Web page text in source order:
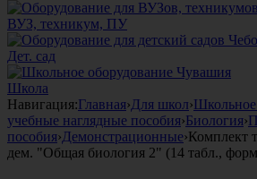
ВУЗ, техникум, ПУ
Дет. сад
Школа
Навигация:Главная›Для школ›Школьное
учебные наглядные пособия›Биология›
пособия›Демонстрационные›Комплект
дем. "Общая биология 2" (14 табл.,